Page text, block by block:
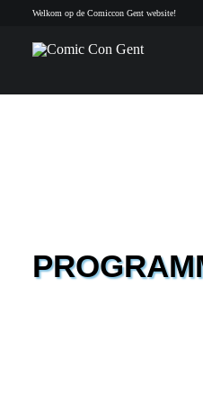
Welkom op de Comiccon Gent website!